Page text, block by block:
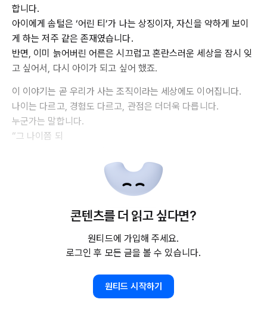
합니다.
아이에게 솜털은 ‘어린 티’가 나는 상징이자, 자신을 약하게 보이
게 하는 저주 같은 존재였습니다.
반면, 이미 늙어버린 어른은 시끄럽고 혼란스러운 세상을 잠시 잊
고 싶어서, 다시 아이가 되고 싶어 했죠.
이 이야기는 곧 우리가 사는 조직이라는 세상에도 이어집니다.
나이는 다르고, 경험도 다르고, 관점은 더더욱 다릅니다.
누군가는 말합니다.
“그 나이쯤 되
콘텐츠를 더 읽고 싶다면?
원티드에 가입해 주세요.
로그인 후 모든 글을 볼 수 있습니다.
원티드 시작하기